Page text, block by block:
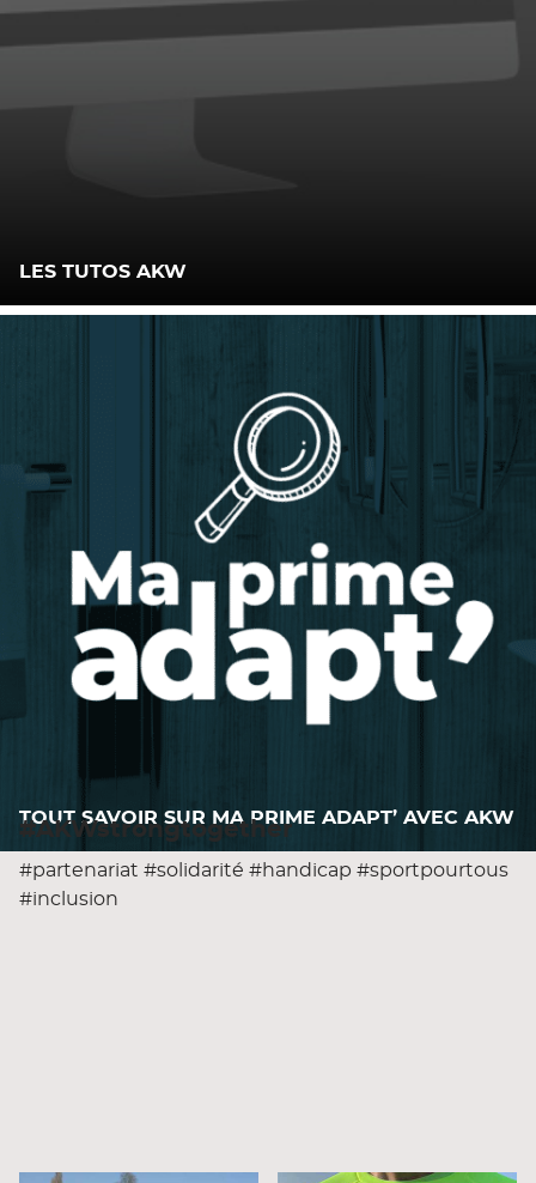
LES TUTOS AKW
TOUT SAVOIR SUR MA PRIME ADAPT’ AVEC AKW
#AKWstrongtogether
#partenariat #solidarité #handicap #sportpourtous
#inclusion